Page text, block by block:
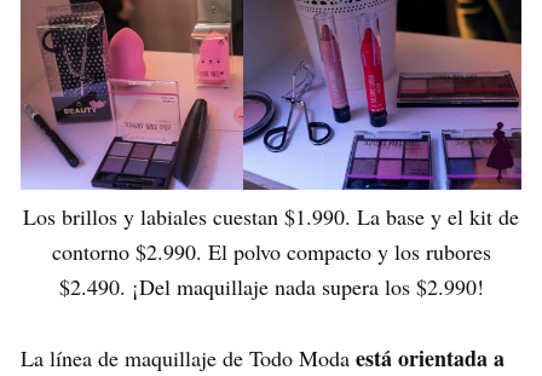
Los brillos y labiales cuestan $1.990. La base y el kit de
contorno $2.990. El polvo compacto y los rubores
$2.490. ¡Del maquillaje nada supera los $2.990!
La línea de maquillaje de Todo Moda está orientada a